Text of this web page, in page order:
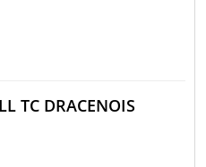
TC DRACENOIS